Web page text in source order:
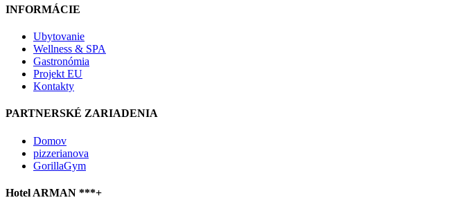
INFORMÁCIE
Ubytovanie
Wellness & SPA
Gastronómia
Projekt EU
Kontakty
PARTNERSKÉ ZARIADENIA
Domov
pizzerianova
GorillaGym
Hotel ARMAN ***+